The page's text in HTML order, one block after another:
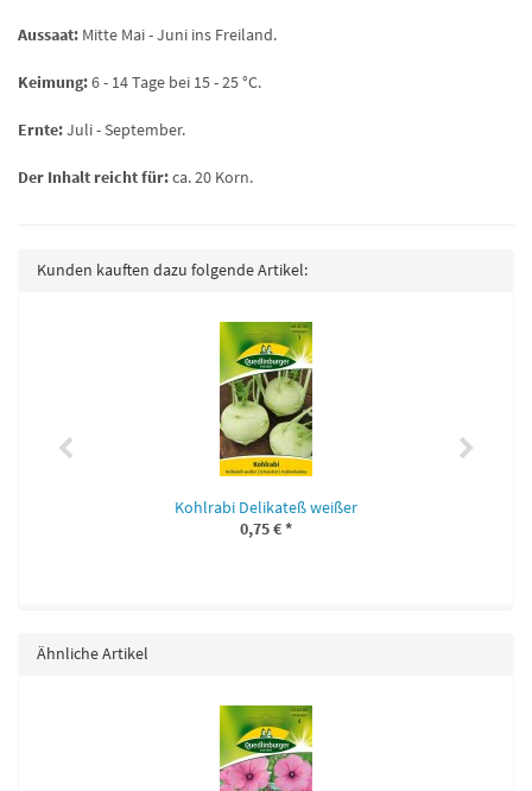
Aussaat: Mitte Mai - Juni ins Freiland.
Keimung:6 - 14 Tage bei 15 - 25 °C.
Ernte:Juli - September.
Der Inhalt reicht für:ca. 20 Korn.
Kunden kauften dazu folgende Artikel:
Kohlrabi Delikateß weißer
0,75 €*
Ähnliche Artikel